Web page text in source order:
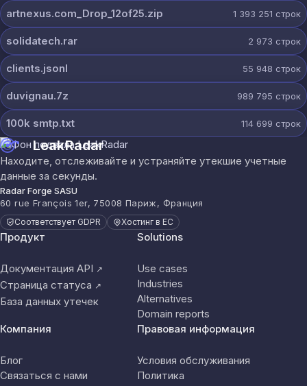
artnexus.com_Drop_12of25.zip 1 393 251 строк
solidatech.rar 2 973 строк
clients.jsonl 55 948 строк
duvignau.7z 989 795 строк
100k smtp.txt 114 699 строк
LeakRadar
Находите, отслеживайте и устраняйте утекшие учетные
данные за секунды.
Radar Forge SASU
60 rue François 1er, 75008 Париж, Франция
Соответствует GDPR Хостинг в ЕС
Продукт
Документация API ↗
Страница статуса ↗
База данных утечек
Solutions
Use cases
Industries
Alternatives
Domain reports
Компания
Блог
Связаться с нами
Правовая информация
Условия обслуживания
Политика